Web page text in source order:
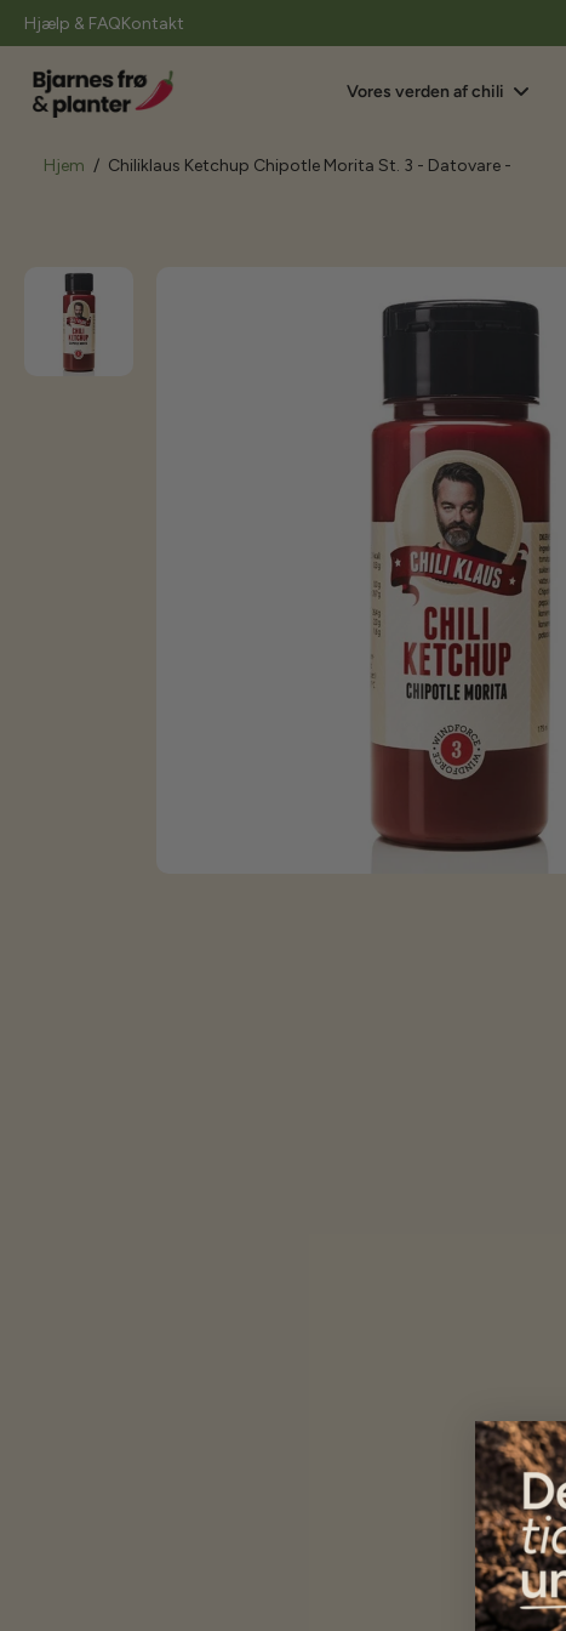
Hjælp & FAQKontakt
Vores verden af chili
Hjem / Chiliklaus Ketchup Chipotle Morita St. 3 - Datovare -
Gå
til
produktoplysninger